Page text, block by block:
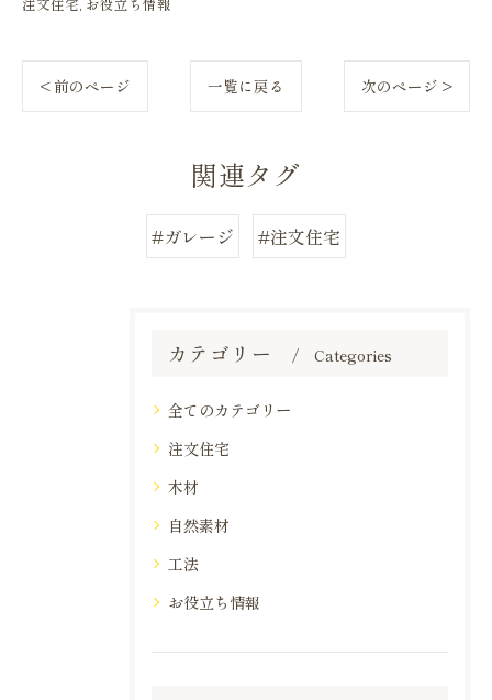
< 前のページ 一覧に戻る 次のページ >
関連タグ
#ガレージ #注文住宅
カテゴリー Categories
全てのカテゴリー
注文住宅
木材
自然素材
工法
お役立ち情報